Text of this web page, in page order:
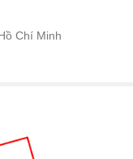
Chí Minh